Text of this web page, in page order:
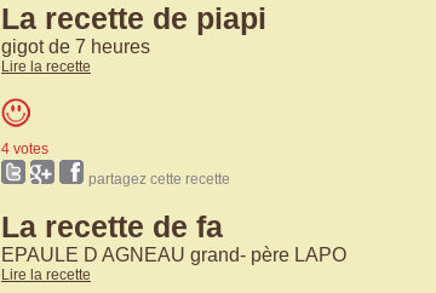
La recette de piapi
gigot de 7 heures
Lire la recette
4 votes
partagez cette recette
La recette de fa
EPAULE D AGNEAU grand- père LAPO
Lire la recette